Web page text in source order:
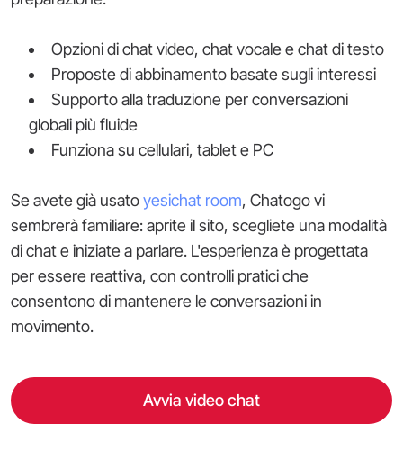
Opzioni di chat video, chat vocale e chat di testo
Proposte di abbinamento basate sugli interessi
Supporto alla traduzione per conversazioni
globali più fluide
Funziona su cellulari, tablet e PC
Se avete già usatoyesichat room, Chatogo vi
sembrerà familiare: aprite il sito, scegliete una modalità
di chat e iniziate a parlare. L'esperienza è progettata
per essere reattiva, con controlli pratici che
consentono di mantenere le conversazioni in
movimento.
Avvia video chat